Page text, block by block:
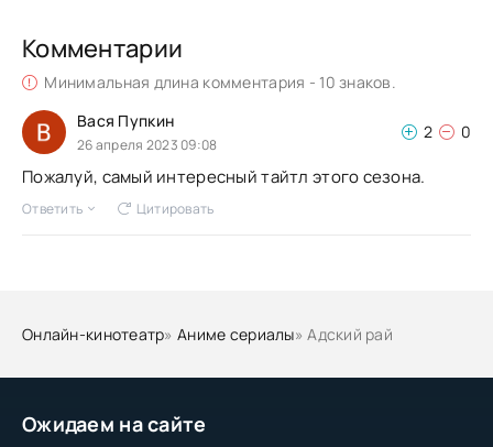
Ожидаем на сайте
Комментарии
Минимальная длина комментария - 10 знаков.
Вася Пупкин
26 апреля 2023 09:08
2 0
Пожалуй, самый интересный тайтл этого сезона.
Ответить Цитировать
Онлайн-кинотеатр»Аниме сериалы» Адский рай